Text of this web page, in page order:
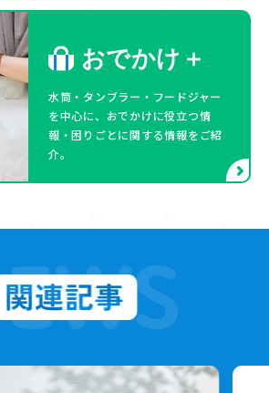
おでかけ＋
水筒・タンブラー・フードジャー
を中心に、おでかけに役立つ情
報・困りごとに関する情報をご紹
介。